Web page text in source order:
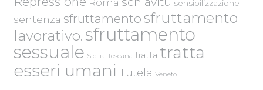
sensibilizzazione
sentenza sfruttamento sfruttamento
lavorativo.sfruttamento
sessuale Sicilia Toscana tratta tratta
esseri umani Tutela Veneto